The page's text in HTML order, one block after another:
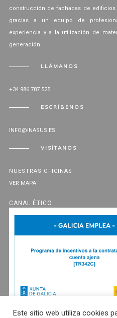
construcción de fachadas de edificios
gracias a un equipo de
experiencia y a la utilización de
generación.
LLÁMANOS
+34 986 787 525
ESCRÍBENOS
INFO@INASUS.ES
VISÍTANOS
NUESTRAS OFICINAS
VER MAPA
CANAL ÉTICO
Este sitio web utiliza cookies